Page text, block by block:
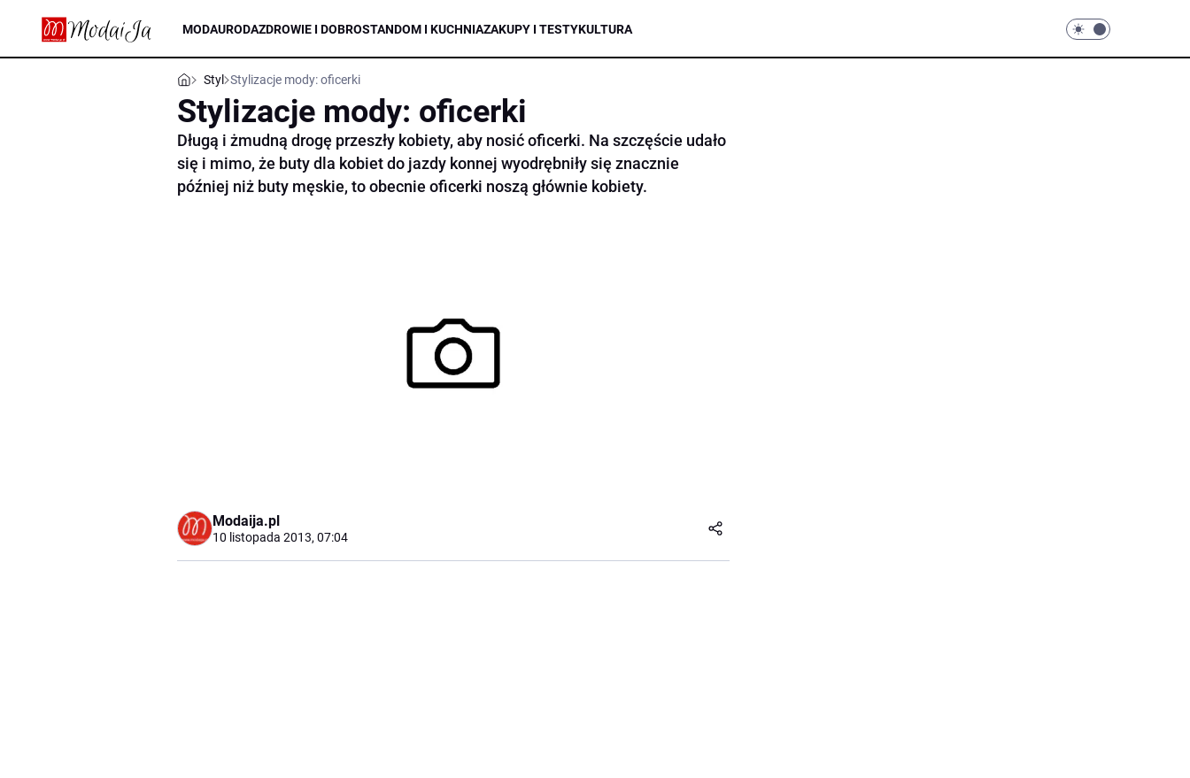
MODAURODAZDROWIE I DOBROSTANDOM I KUCHNIAZAKUPY I TESTYKULTURA
Styl Stylizacje mody: oficerki
Stylizacje mody: oficerki
Długą i żmudną drogę przeszły kobiety, aby nosić oficerki. Na szczęście udało
się i mimo, że buty dla kobiet do jazdy konnej wyodrębniły się znacznie
później niż buty męskie, to obecnie oficerki noszą głównie kobiety.
Modaija.pl
10 listopada 2013, 07:04